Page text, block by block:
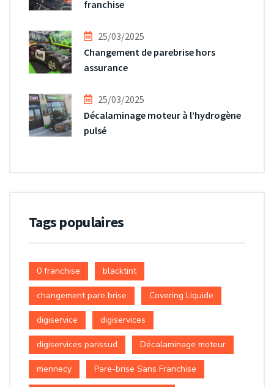
franchise
25/03/2025
Changement de parebrise hors
assurance
25/03/2025
Décalaminage moteur à l’hydrogène
pulsé
Tags populaires
0 franchise blacktint
changement pare brise Covering Liquide
digiservice digiservices
digiservices parissud Décalaminage moteur
mennecy Pare-brise Sans Franchise